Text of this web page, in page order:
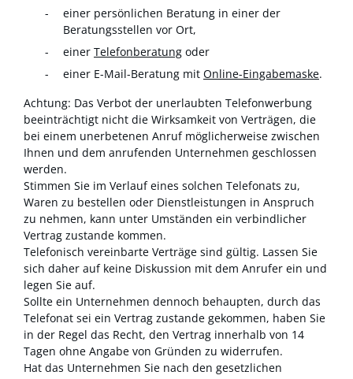
einer persönlichen Beratung in einer der
Beratungsstellen vor Ort,
einer Telefonberatung oder
einer E-Mail-Beratung mit Online-Eingabemaske.
Achtung: Das Verbot der unerlaubten Telefonwerbung
beeinträchtigt nicht die Wirksamkeit von Verträgen, die
bei einem unerbetenen Anruf möglicherweise zwischen
Ihnen und dem anrufenden Unternehmen geschlossen
werden.
Stimmen Sie im Verlauf eines solchen Telefonats zu,
Waren zu bestellen oder Dienstleistungen in Anspruch
zu nehmen, kann unter Umständen ein verbindlicher
Vertrag zustande kommen.
Telefonisch vereinbarte Verträge sind gültig. Lassen Sie
sich daher auf keine Diskussion mit dem Anrufer ein und
legen Sie auf.
Sollte ein Unternehmen dennoch behaupten, durch das
Telefonat sei ein Vertrag zustande gekommen, haben Sie
in der Regel das Recht, den Vertrag innerhalb von 14
Tagen ohne Angabe von Gründen zu widerrufen.
Hat das Unternehmen Sie nach den gesetzlichen